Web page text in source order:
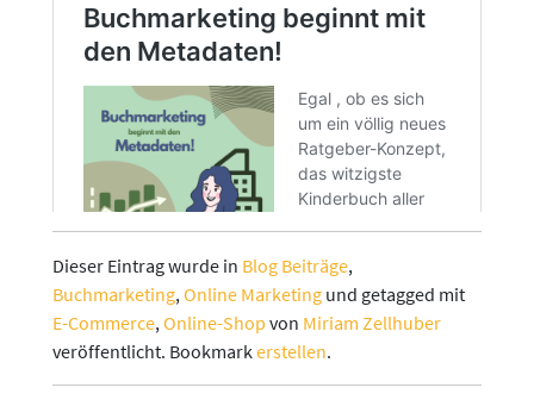
Dieser Eintrag wurde in Blog Beiträge,
Buchmarketing, Online Marketing und getagged mit
E-Commerce, Online-Shop von Miriam Zellhuber
veröffentlicht. Bookmarkerstellen.